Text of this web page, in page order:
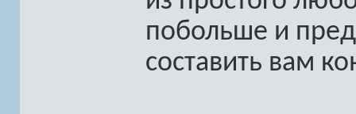
побольше и
составить вам